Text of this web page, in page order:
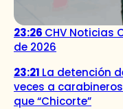
23:26 CHV Noticias
de 2026
23:21 La detención
veces a
que “Chicorte”